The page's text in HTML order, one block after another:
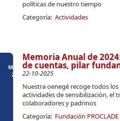
políticas de nuestro tiempo
Categoría: Actividades
Memoria Anual de
de cuentas, pilar
22-10-2025
Nuestra oenegé recoge todos
actividades de sensibilización, el
colaboradores y padrinos
Categoría: Fundación PROCLADE